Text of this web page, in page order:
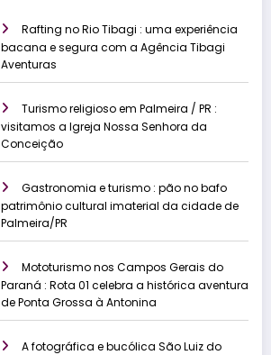
Rafting no Rio Tibagi : uma experiência
bacana e segura com a Agência Tibagi
Aventuras
Turismo religioso em Palmeira / PR :
visitamos a Igreja Nossa Senhora da
Conceição
Gastronomia e turismo : pão no bafo
patrimônio cultural imaterial da cidade de
Palmeira/PR
Mototurismo nos Campos Gerais do
Paraná : Rota 01 celebra a histórica aventura
de Ponta Grossa à Antonina
A fotográfica e bucólica São Luiz do